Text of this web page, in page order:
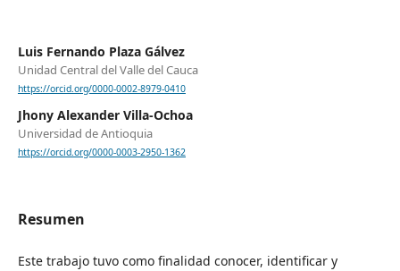
Luis Fernando Plaza Gálvez
Unidad Central del Valle del Cauca
https://orcid.org/0000-0002-8979-0410
Jhony Alexander Villa-Ochoa
Universidad de Antioquia
https://orcid.org/0000-0003-2950-1362
Resumen
Este trabajo tuvo como finalidad conocer, identificar y